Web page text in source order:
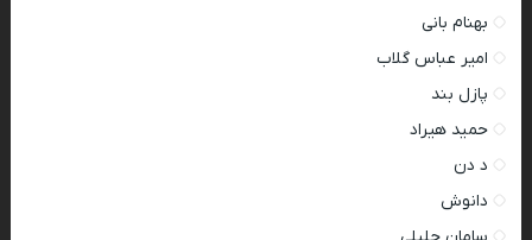
بهنام بانی
امیر عباس گلاب
پازل بند
حمید هیراد
د دن
دانوش